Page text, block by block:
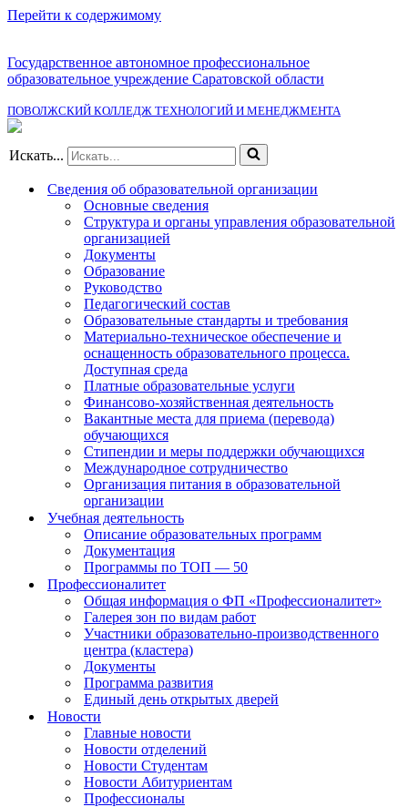
Перейти к содержимому
Государственное автономное профессиональное
образовательное учреждение Саратовской области
ПОВОЛЖСКИЙ КОЛЛЕДЖ ТЕХНОЛОГИЙ И МЕНЕДЖМЕНТА
Искать...
Сведения об образовательной организации
Основные сведения
Структура и органы управления образовательной
организацией
Документы
Образование
Руководство
Педагогический состав
Образовательные стандарты и требования
Материально-техническое обеспечение и
оснащенность образовательного процесса.
Доступная среда
Платные образовательные услуги
Финансово-хозяйственная деятельность
Вакантные места для приема (перевода)
обучающихся
Стипендии и меры поддержки обучающихся
Международное сотрудничество
Организация питания в образовательной
организации
Учебная деятельность
Описание образовательных программ
Документация
Программы по ТОП — 50
Профессионалитет
Общая информация о ФП «Профессионалитет»
Галерея зон по видам работ
Участники образовательно-производственного
центра (кластера)
Документы
Программа развития
Единый день открытых дверей
Новости
Главные новости
Новости отделений
Новости Студентам
Новости Абитуриентам
Профессионалы